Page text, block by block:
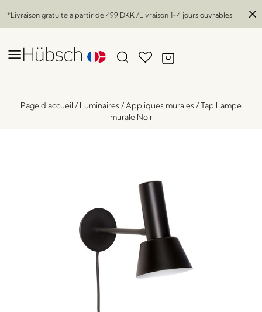
*Livraison gratuite à partir de 499 DKK /Livraison 1-4 jours ouvrables
Page d'accueil / Luminaires / Appliques murales /Tap Lampe
murale Noir